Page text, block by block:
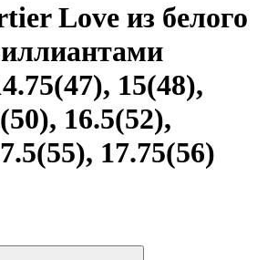
Love из белого
15(48),
16.5(52),
17.75(56)